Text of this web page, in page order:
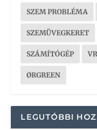
SZEM PROBLÉMA
SZEMÜVEGKERET
SZÁMÍTÓGÉP
ØRGREEN
LEGUTÓBBI